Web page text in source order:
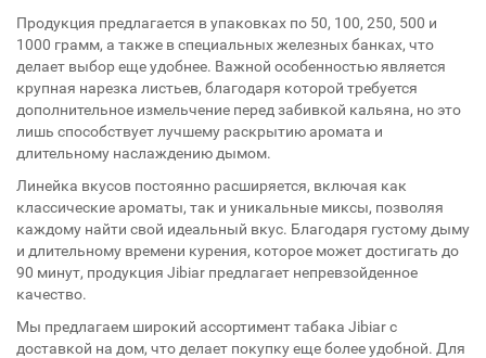
Продукция предлагается в упаковках по 50, 100, 250, 500 и
1000 грамм, а также в специальных железных банках, что
делает выбор еще удобнее. Важной особенностью является
крупная нарезка листьев, благодаря которой требуется
дополнительное измельчение перед забивкой кальяна, но это
лишь способствует лучшему раскрытию аромата и
длительному наслаждению дымом.
Линейка вкусов постоянно расширяется, включая как
классические ароматы, так и уникальные миксы, позволяя
каждому найти свой идеальный вкус. Благодаря густому дыму
и длительному времени курения, которое может достигать до
90 минут, продукция Jibiar предлагает непревзойденное
качество.
Мы предлагаем широкий ассортимент табака Jibiar с
доставкой на дом, что делает покупку еще более удобной. Для